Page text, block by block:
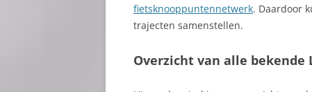
fietsknooppuntennetwerk. Daardoor
trajecten samenstellen.
Overzicht van alle bekende